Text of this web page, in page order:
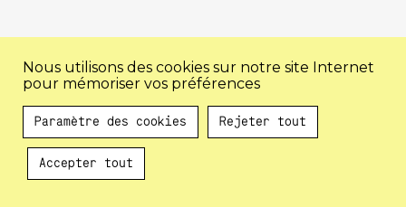
Au programme !
Nous utilisons des cookies sur notre site Internet
pour mémoriser vos préférences
Paramètre des cookies Rejeter tout
Accepter tout